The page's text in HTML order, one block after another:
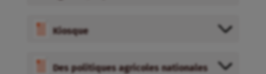
Kiosque
Des politiques agricoles nationales